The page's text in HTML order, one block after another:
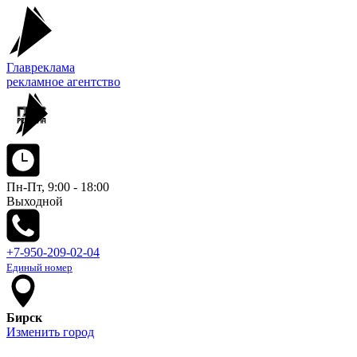
Главреклама
рекламное агентство
Пн-Пт, 9:00 - 18:00
Выходной
+7-950-209-02-04
Единый номер
Бирск
Изменить город